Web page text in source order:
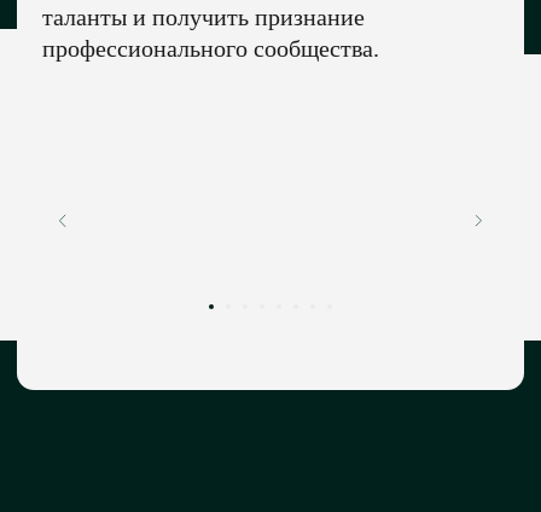
таланты и получить признание
профессионального сообщества.